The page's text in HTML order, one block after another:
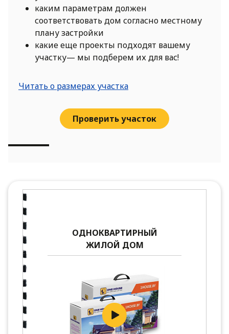
каким параметрам должен
соответствовать дом согласно местному
плану застройки
какие еще проекты подходят вашему
участку— мы подберем их для вас!
Читать о размерах участка
Проверить участок
ОДНОКВАРТИРНЫЙ
ЖИЛОЙ ДОМ